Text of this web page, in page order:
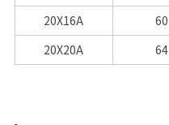
20X16A
60
20X20A
64